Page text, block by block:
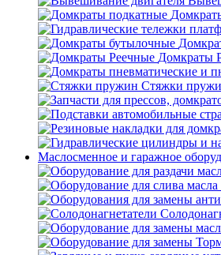
Домкраты
Стяжки
Маслосменное и гаражное